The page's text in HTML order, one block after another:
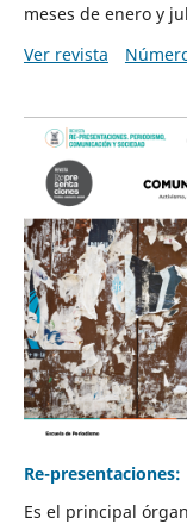
meses de enero y
Ver revista
Re-
Es el principal